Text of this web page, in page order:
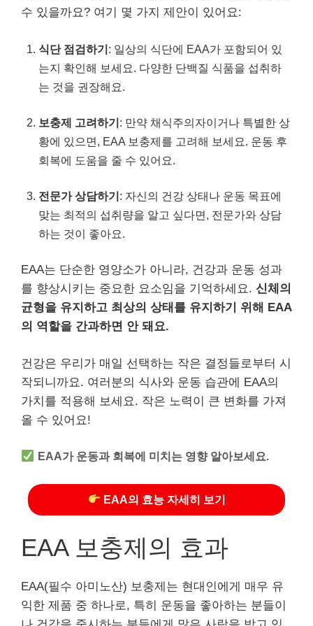
수 있을까요? 여기 몇 가지 제안이 있어요:
식단 점검하기: 일상의 식단에 EAA가 포함되어 있
는지 확인해 보세요. 다양한 단백질 식품을 섭취하
는 것을 권장해요.
보충제 고려하기: 만약 채식주의자이거나 특별한 상
황에 있으면, EAA 보충제를 고려해 보세요. 운동 후
회복에 도움을 줄 수 있어요.
전문가 상담하기: 자신의 건강 상태나 운동 목표에
맞는 최적의 섭취량을 알고 싶다면, 전문가와 상담
하는 것이 좋아요.
EAA는 단순한 영양소가 아니라, 건강과 운동 성과
를 향상시키는 중요한 요소임을 기억하세요. 신체의
균형을 유지하고 최상의 상태를 유지하기 위해 EAA
의 역할을 간과하면 안 돼요.
건강은 우리가 매일 선택하는 작은 결정들로부터 시
작되니까요. 여러분의 식사와 운동 습관에 EAA의
가치를 적용해 보세요. 작은 노력이 큰 변화를 가져
올 수 있어요!
EAA가 운동과 회복에 미치는 영향 알아보세요.
EAA의 효능 자세히 보기
EAA 보충제의 효과
EAA(필수 아미노산) 보충제는 현대인에게 매우 유
익한 제품 중 하나로, 특히 운동을 좋아하는 분들이